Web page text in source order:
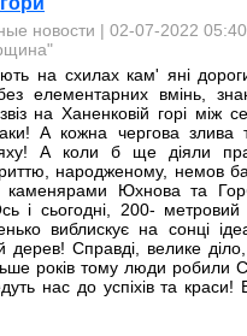
новости | 02-07-2022
на схилах кам' яні
елементарних вмінь,
на Ханенковій горі між
А кожна чергова злива
А коли б ще діяли
народженому, немов
каменярами Юхнова та
і сьогодні, 200- метровий
виблискує на сонці
дерев! Справді, велике
років тому люди
нас до успіхів та краси!